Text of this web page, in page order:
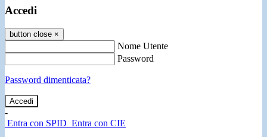
Accedi
button close ×
Nome Utente
Password
Password dimenticata?
-
Entra con SPID Entra con CIE